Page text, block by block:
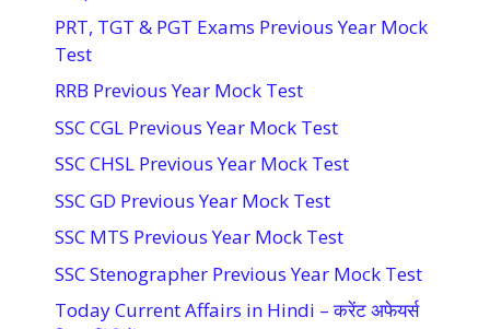
PRT, TGT & PGT Exams Previous Year Mock
Test
RRB Previous Year Mock Test
SSC CGL Previous Year Mock Test
SSC CHSL Previous Year Mock Test
SSC GD Previous Year Mock Test
SSC MTS Previous Year Mock Test
SSC Stenographer Previous Year Mock Test
Today Current Affairs in Hindi – करेंट अफेयर्स